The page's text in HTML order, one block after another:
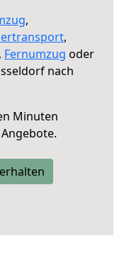
,
,
Fernumzug oder
nach
Minuten